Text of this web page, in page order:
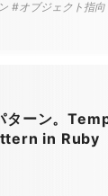
#オブジェクト指向
ターン。
in Ruby